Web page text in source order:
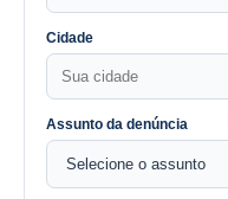
Cidade
Assunto da denúncia